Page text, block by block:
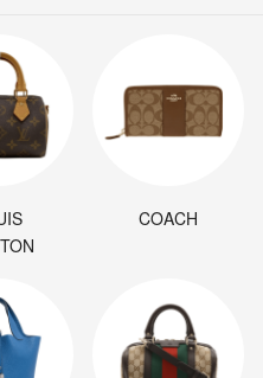
COACH